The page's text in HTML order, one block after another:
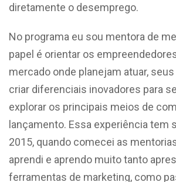
diretamente o desemprego.
No programa eu sou mentora de
papel é orientar os
mercado onde planejam atuar,
criar diferenciais inovadores para
explorar os principais meios de
lançamento. Essa experiência tem
2015, quando comecei as
aprendi e aprendo muito tanto
ferramentas de marketing, como